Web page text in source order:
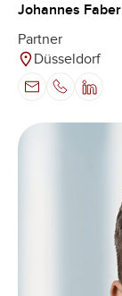
Johannes Faber
Partner
Düsseldorf